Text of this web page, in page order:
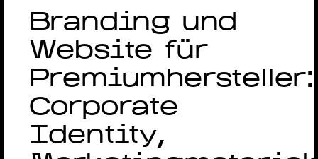
DEUTSCH
РУССКИЙ
УКРАЇНСЬКА
Branding und
Website für
Premiumhersteller:
Corporate
Identity,